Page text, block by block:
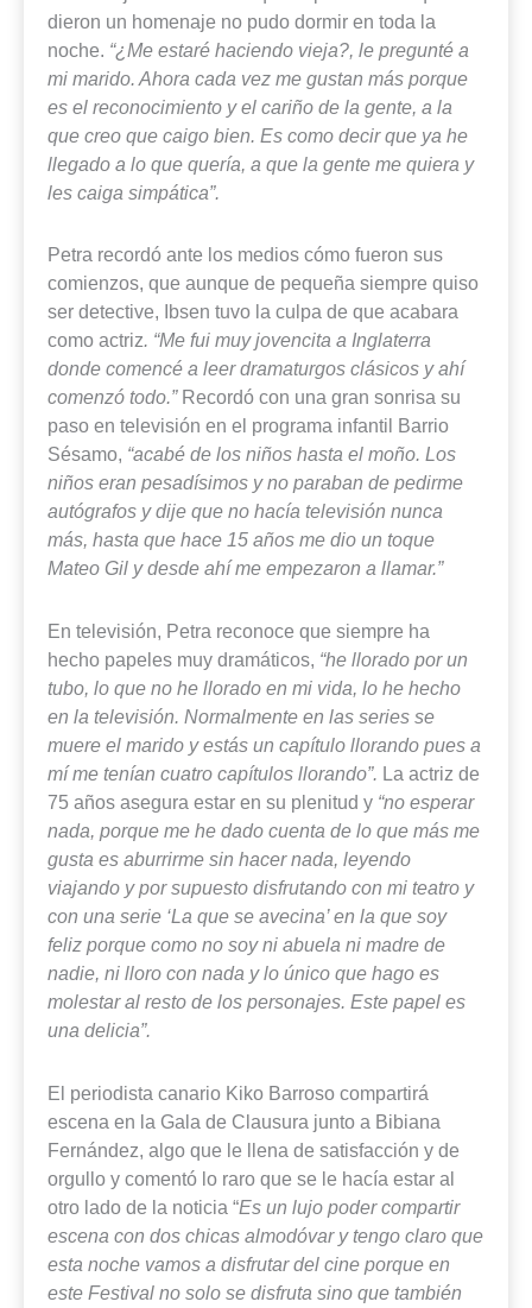
dieron un homenaje no pudo dormir en toda la
noche. “¿Me estaré haciendo vieja?, le pregunté a
mi marido. Ahora cada vez me gustan más porque
es el reconocimiento y el cariño de la gente, a la
que creo que caigo bien. Es como decir que ya he
llegado a lo que quería, a que la gente me quiera y
les caiga simpática”.
Petra recordó ante los medios cómo fueron sus
comienzos, que aunque de pequeña siempre quiso
ser detective, Ibsen tuvo la culpa de que acabara
como actriz. “Me fui muy jovencita a Inglaterra
donde comencé a leer dramaturgos clásicos y ahí
comenzó todo.” Recordó con una gran sonrisa su
paso en televisión en el programa infantil Barrio
Sésamo, “acabé de los niños hasta el moño. Los
niños eran pesadísimos y no paraban de pedirme
autógrafos y dije que no hacía televisión nunca
más, hasta que hace 15 años me dio un toque
Mateo Gil y desde ahí me empezaron a llamar.”
En televisión, Petra reconoce que siempre ha
hecho papeles muy dramáticos, “he llorado por un
tubo, lo que no he llorado en mi vida, lo he hecho
en la televisión. Normalmente en las series se
muere el marido y estás un capítulo llorando pues a
mí me tenían cuatro capítulos llorando”. La actriz de
75 años asegura estar en su plenitud y “no esperar
nada, porque me he dado cuenta de lo que más me
gusta es aburrirme sin hacer nada, leyendo
viajando y por supuesto disfrutando con mi teatro y
con una serie ‘La que se avecina’ en la que soy
feliz porque como no soy ni abuela ni madre de
nadie, ni lloro con nada y lo único que hago es
molestar al resto de los personajes. Este papel es
una delicia”.
El periodista canario Kiko Barroso compartirá
escena en la Gala de Clausura junto a Bibiana
Fernández, algo que le llena de satisfacción y de
orgullo y comentó lo raro que se le hacía estar al
otro lado de la noticia “Es un lujo poder compartir
escena con dos chicas almodóvar y tengo claro que
esta noche vamos a disfrutar del cine porque en
este Festival no solo se disfruta sino que también